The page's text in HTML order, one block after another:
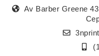
Av Barber Greene